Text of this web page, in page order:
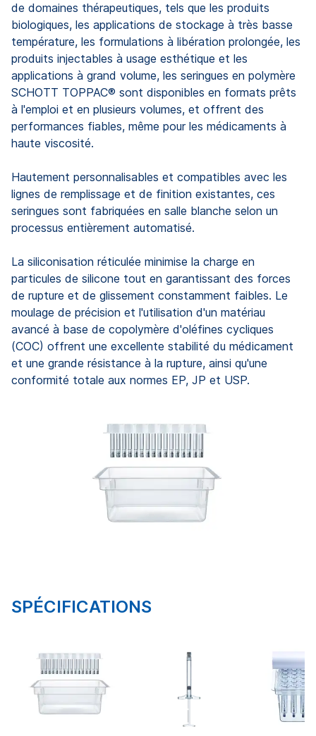
de domaines thérapeutiques, tels que les produits
biologiques, les applications de stockage à très basse
température, les formulations à libération prolongée, les
produits injectables à usage esthétique et les
applications à grand volume, les seringues en polymère
SCHOTT TOPPAC® sont disponibles en formats prêts
à l'emploi et en plusieurs volumes, et offrent des
performances fiables, même pour les médicaments à
haute viscosité.
Hautement personnalisables et compatibles avec les
lignes de remplissage et de finition existantes, ces
seringues sont fabriquées en salle blanche selon un
processus entièrement automatisé.
La siliconisation réticulée minimise la charge en
particules de silicone tout en garantissant des forces
de rupture et de glissement constamment faibles. Le
moulage de précision et l'utilisation d'un matériau
avancé à base de copolymère d'oléfines cycliques
(COC) offrent une excellente stabilité du médicament
et une grande résistance à la rupture, ainsi qu'une
conformité totale aux normes EP, JP et USP.
SPÉCIFICATIONS